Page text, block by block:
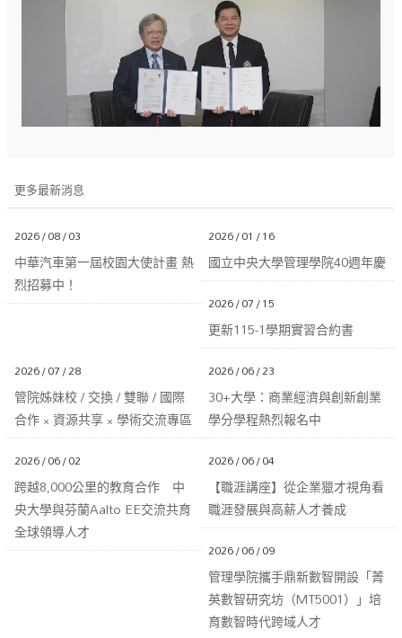
更多最新消息
2026 / 08 / 03
中華汽車第一屆校園大使計畫 熱
烈招募中！
2026 / 01 / 16
國立中央大學管理學院40週年慶
2026 / 07 / 15
更新115-1學期實習合約書
2026 / 07 / 28
管院姊妹校 / 交換 / 雙聯 / 國際
合作 × 資源共享 × 學術交流專區
2026 / 06 / 23
30+大學：商業經濟與創新創業
學分學程熱烈報名中
2026 / 06 / 02
跨越8,000公里的教育合作 中
央大學與芬蘭Aalto EE交流共育
全球領導人才
2026 / 06 / 04
【職涯講座】從企業獵才視角看
職涯發展與高薪人才養成
2026 / 06 / 09
管理學院攜手鼎新數智開設「菁
英數智研究坊（MT5001）」培
育數智時代跨域人才